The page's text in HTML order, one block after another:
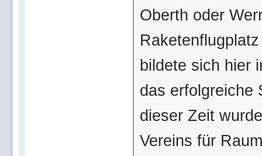
Oberth oder
bildete sich hier
das erfolgreiche
dieser Zeit
Vereins für